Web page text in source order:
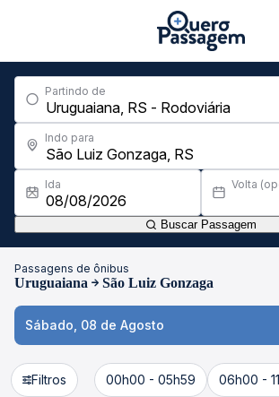
Partindo de
Indo para
Ida Volta
Buscar Passagem
Passagens de ônibus
Uruguaiana São Luiz Gonzaga
Sábado, 08 de Agosto
Filtros 00h00 - 05h59 06h00 -